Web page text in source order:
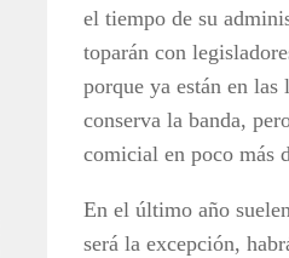
el tiempo de su
toparán con
porque ya están en las
conserva la banda,
comicial en poco más
En el último año
será la excepción,